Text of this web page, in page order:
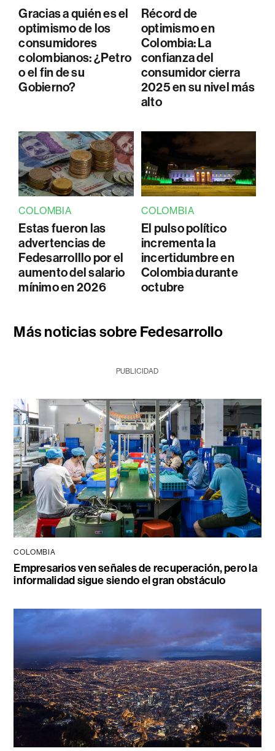
Gracias a quién es el
optimismo de los
consumidores
colombianos: ¿Petro
o el fin de su
Gobierno?
Récord de
optimismo en
Colombia: La
confianza del
consumidor cierra
2025 en su nivel más
alto
COLOMBIA
Estas fueron las
advertencias de
Fedesarrolllo por el
aumento del salario
mínimo en 2026
COLOMBIA
El pulso político
incrementa la
incertidumbre en
Colombia durante
octubre
Más noticias sobre Fedesarrollo
PUBLICIDAD
COLOMBIA
Empresarios ven señales de recuperación, pero la
informalidad sigue siendo el gran obstáculo